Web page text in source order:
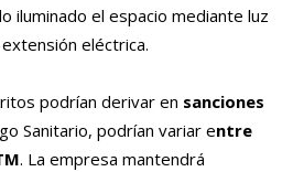
iluminado el espacio mediante luz
eléctrica.
podrían derivar en sanciones
Sanitario, podrían variar entre
. La empresa mantendrá